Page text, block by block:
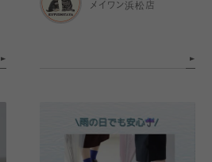
メイワン浜松店